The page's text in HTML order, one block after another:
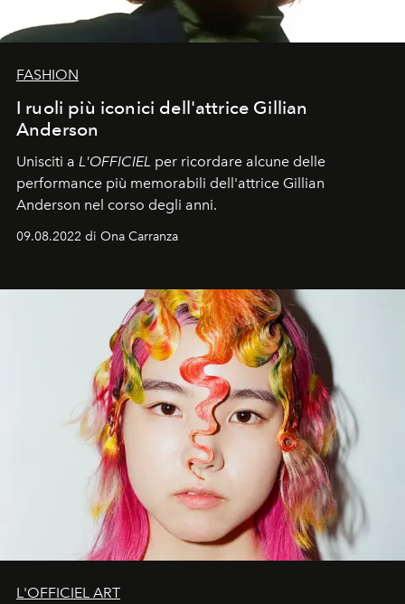
FASHION
I ruoli più iconici dell'attrice Gillian
Anderson
Unisciti a L'OFFICIEL per ricordare alcune delle
performance più memorabili dell'attrice Gillian
Anderson nel corso degli anni.
09.08.2022 di Ona Carranza
L'OFFICIEL ART